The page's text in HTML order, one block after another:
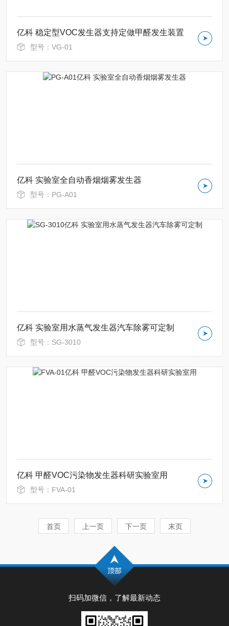
亿科 稳定型VOC发生器支持定做甲醛发生装置
型号：VG-01
亿科 实验室全自动香烟烟雾发生器
型号：PG-A01
亿科 实验室用水蒸气发生器汽车除雾可定制
型号：SG-3010
亿科 甲醛VOC污染物发生器科研实验室用
型号：FVA-01
首页 上一页 下一页 末页
扫码加微信，了解最新动态